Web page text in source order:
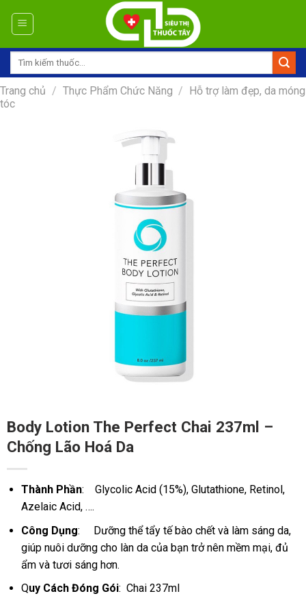
Tìm
Trang chủ / Thực Phẩm Chức Năng / Hỗ trợ làm đẹp, da móng
tóc
Body Lotion The Perfect Chai 237ml –
Chống Lão Hoá Da
Thành Phần: Glycolic Acid (15%), Glutathione, Retinol,
Azelaic Acid, ….
Công Dụng: Dưỡng thể tẩy tế bào chết và làm sáng da,
giúp nuôi dưỡng cho làn da của bạn trở nên mềm mại, đủ
ẩm và tươi sáng hơn.
Quy Cách Đóng Gói: Chai 237ml